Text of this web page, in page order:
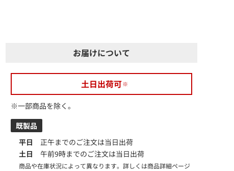
お届けについて
土日出荷可
※一部商品を除く。
既製品
平日 正午までのご注文は当日出荷
土日 午前9時までのご注文は当日出荷
商品や在庫状況によって異なります。詳しくは商品詳細ページ